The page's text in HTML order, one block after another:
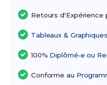
Retours d'Expérience
Tableaux & Graphiques
100% Diplômé•e ou
Conforme au